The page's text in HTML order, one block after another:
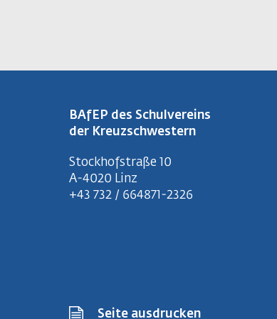
BAfEP des Schulvereins
der Kreuzschwestern
Stockhofstraße 10
A-4020 Linz
+43 732 / 664871-2326
Seite ausdrucken